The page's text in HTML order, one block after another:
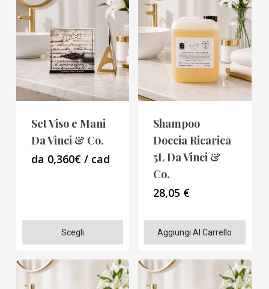
più
varianti.
opzioni
possono
essere
nella
pagina
del
più
varianti.
opzioni
essere
nella
pagina
del
prodotto
Scegli
prodotto
ha
Set Viso e Mani
Da Vinci & Co.
da 0,360€ / cad
Aggiungi Al Carrello
Shampoo
Doccia Ricarica
5L Da Vinci &
Co.
28,05 €